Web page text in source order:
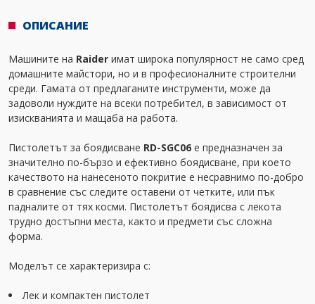
ОПИСАНИЕ
Машините на Raider имат широка популярност не само сред
домашните майстори, но и в професионалните строителни
среди. Гамата от предлаганите инструменти, може да
задоволи нуждите на всеки потребител, в зависимост от
изискванията и мащаба на работа.
Пистолетът за боядисване RD-SGC06 е предназначен за
значително по-бързо и ефективно боядисване, при което
качеството на нанесеното покритие е несравнимо по-добро
в сравнение със следите оставени от четките, или пък
падналите от тях косми. Пистолетът боядисва с лекота
трудно достъпни места, както и предмети със сложна
форма.
Моделът се характеризира с:
Лек и компактен пистолет